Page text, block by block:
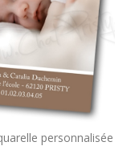
personnalisée